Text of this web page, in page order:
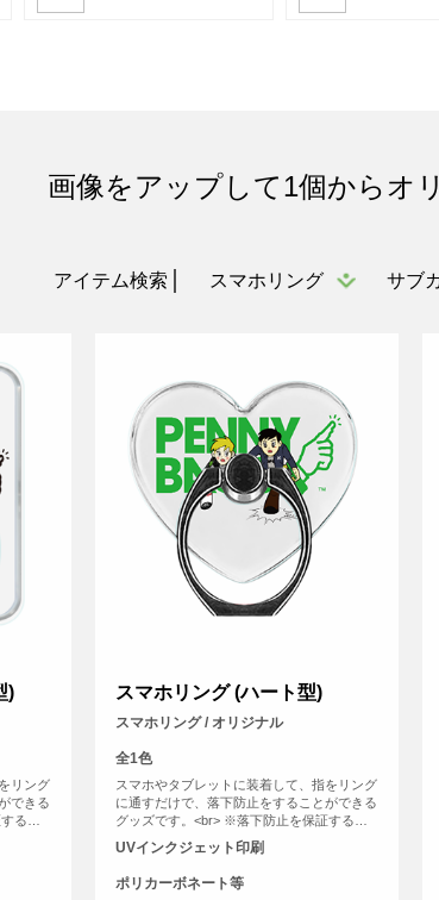
画像をアップして1個からオ
アイテム検索 スマホリング サブ
)
リング
できる
るも
つい
の端に
が高い
収め
スマホリング (ハート型)
スマホリング / オリジナル
全1色
スマホやタブレットに装着して、指をリング
に通すだけで、落下防止をすることができる
グッズです。<br> ※落下防止を保証するも
のではありません。 <br> ※プリントについ
て：こちらのアイテムはプリント範囲の端に
近い程デザインが切れてしまう可能性が高い
ため、重要なデザイン(文字等)は内側に収め
UVインクジェット印刷
ポリカーボネート等